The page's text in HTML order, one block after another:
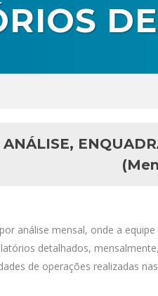
ANÁLISE,
análise mensal, onde a
detalhados,
de operações realizadas